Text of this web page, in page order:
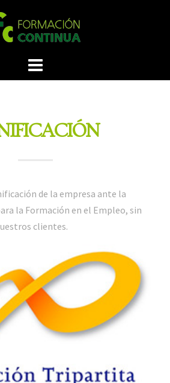
de la empresa ante la
la Formación en el Empleo, sin
clientes.